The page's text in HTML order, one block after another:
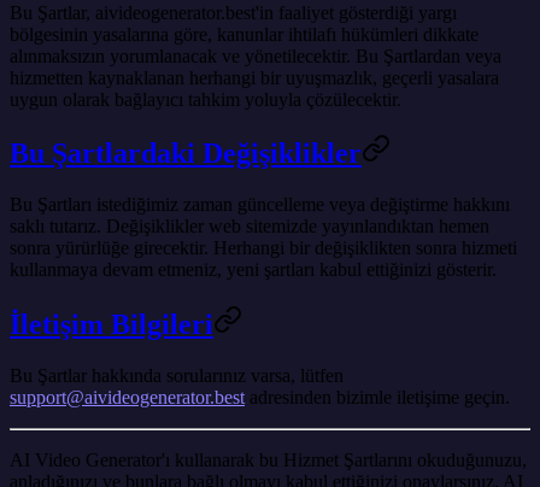
Bu Şartlar, aivideogenerator.best'in faaliyet gösterdiği yargı
bölgesinin yasalarına göre, kanunlar ihtilafı hükümleri dikkate
alınmaksızın yorumlanacak ve yönetilecektir. Bu Şartlardan veya
hizmetten kaynaklanan herhangi bir uyuşmazlık, geçerli yasalara
uygun olarak bağlayıcı tahkim yoluyla çözülecektir.
Bu Şartlardaki Değişiklikler
Bu Şartları istediğimiz zaman güncelleme veya değiştirme hakkını
saklı tutarız. Değişiklikler web sitemizde yayınlandıktan hemen
sonra yürürlüğe girecektir. Herhangi bir değişiklikten sonra hizmeti
kullanmaya devam etmeniz, yeni şartları kabul ettiğinizi gösterir.
İletişim Bilgileri
Bu Şartlar hakkında sorularınız varsa, lütfen
support@aivideogenerator.best adresinden bizimle iletişime geçin.
AI Video Generator'ı kullanarak bu Hizmet Şartlarını okuduğunuzu,
anladığınızı ve bunlara bağlı olmayı kabul ettiğinizi onaylarsınız. AI